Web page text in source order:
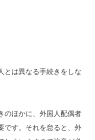
とは異なる手続きをしな
のほかに、外国人配偶者
です。それを怠ると、外